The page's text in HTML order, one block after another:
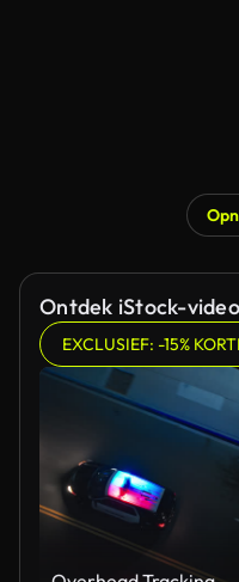
Ontdek iStock-
EXCLUSIEF: -15%